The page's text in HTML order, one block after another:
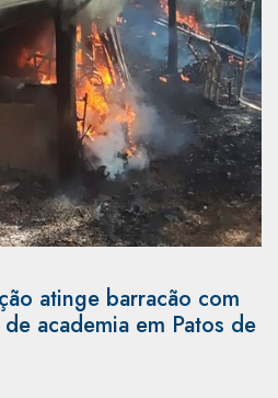
atinge barracão com
academia em Patos de